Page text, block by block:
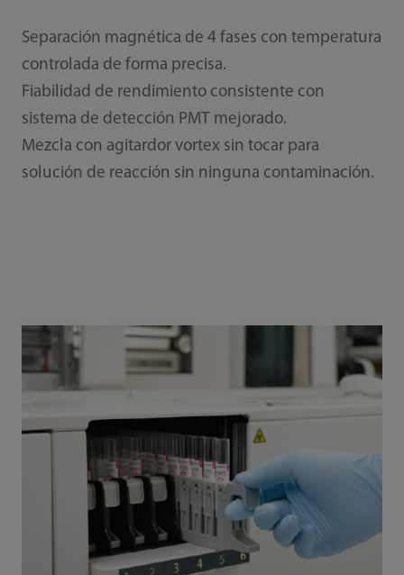
Separación magnética de 4 fases con temperatura
controlada de forma precisa.
Fiabilidad de rendimiento consistente con
sistema de detección PMT mejorado.
Mezcla con agitardor vortex sin tocar para
solución de reacción sin ninguna contaminación.